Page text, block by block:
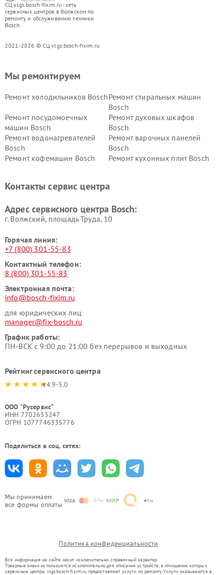
СЦ vlgs.bosch-fixim.ru - сеть
сервисных центров в Волжском по
ремонту и обслуживанию техники
Bosch
2021-2026 © СЦ vlgs.bosch-fixim.ru
Мы принимаем
все формы оплаты
Мы ремонтируем
Ремонт холодильников BoschРемонт стиральных машин
Bosch
Ремонт посудомоечных
машин Bosch
Ремонт духовых шкафов
Bosch
Ремонт водонагревателей
Bosch
Ремонт варочных панелей
Bosch
Ремонт кофемашин Bosch
Ремонт кухонных плит Bosch
Ремонт сушильных автоматовРемонт морозильных камер
Контакты сервис центра
Адрес сервисного центра Bosch:
г. Волжский, площадь Труда, 10
Горячая линия:
+7 (800) 301-55-83
Контактный телефон:
8 (800) 301-55-83
Электронная почта:
info@bosch-fixim.ru
для юридических лиц
manager@fix-bosch.ru
График работы:
ПН-ВСК с 9:00 до 21:00 без перерывов и выходных
Рейтинг сервисного центра
4.9-5.0
ООО "Русервис"
ИНН 7702633247
ОГРН 1077746335776
Поделиться в соц. сетях:
Политика конфиденциальности
Вся информация на сайте носит исключительно справочный характер.
Товарные знаки используются исключительно для описания устройств, в отношении которых
сервисные центры vlgs.bosch-fixim.ru предоставляют услуги по ремонту. Услуги оказываются в